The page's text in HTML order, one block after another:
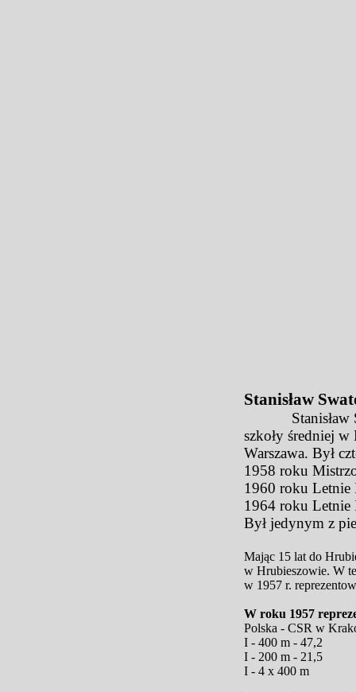
Stanisław
Stanisław
szkoły średniej
Warszawa. Był
1958 roku
1960 roku
1964 roku
Był jedynym z
Mając 15 lat do
w Hrubieszowie. W
w 1957 r.
W roku 1957
Polska - CSR w
I - 400 m - 47,2
I - 200 m - 21,5
I - 4 x 400 m